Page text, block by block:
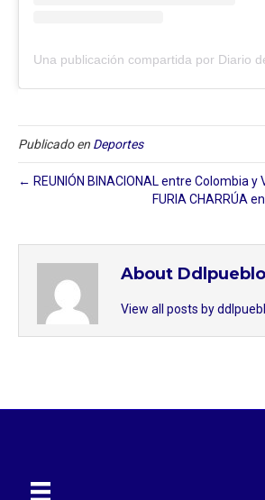
Publicado en Deportes
← REUNIÓN BINACIONAL entre Colombia y
FURIA CHARRÚA
About
View all posts by